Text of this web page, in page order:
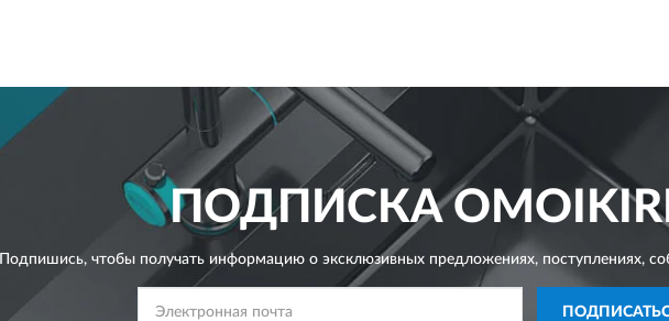
ПОДПИСКА
Подпишись, чтобы получать информацию о эксклюзивных предложениях,поступлениях,